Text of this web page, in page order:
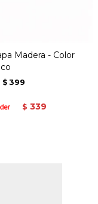
Madera - Color
$ 399
$ 339